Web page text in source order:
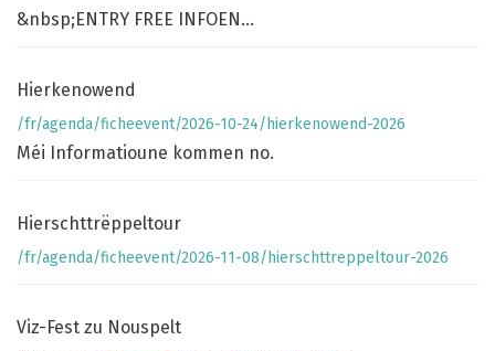
&nbsp;ENTRY FREE INFOEN...
Hierkenowend
/fr/agenda/ficheevent/2026-10-24/hierkenowend-2026
Méi Informatioune kommen no.
Hierschttrëppeltour
/fr/agenda/ficheevent/2026-11-08/hierschttreppeltour-2026
Viz-Fest zu Nouspelt